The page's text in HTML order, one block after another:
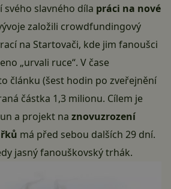
slavného díla práci na nové
založili crowdfundingový
na Startovači, kde jim fanoušci
„urvali ruce“. V čase
článku (šest hodin po zveřejnění
částka 1,3 milionu. Cílem je
a projekt na znovuzrození
má před sebou dalších 29 dní.
jasný fanouškovský trhák.